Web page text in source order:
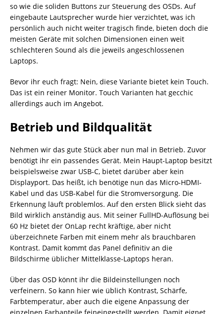
so wie die soliden Buttons zur Steuerung des OSDs. Auf
eingebaute Lautsprecher wurde hier verzichtet, was ich
persönlich auch nicht weiter tragisch finde, bieten doch die
meisten Geräte mit solchen Dimensionen einen weit
schlechteren Sound als die jeweils angeschlossenen
Laptops.
Bevor ihr euch fragt: Nein, diese Variante bietet kein Touch.
Das ist ein reiner Monitor. Touch Varianten hat gecchic
allerdings auch im Angebot.
Betrieb und Bildqualität
Nehmen wir das gute Stück aber nun mal in Betrieb. Zuvor
benötigt ihr ein passendes Gerät. Mein Haupt-Laptop besitzt
beispielsweise zwar USB-C, bietet darüber aber kein
Displayport. Das heißt, ich benötige nun das Micro-HDMI-
Kabel und das USB-Kabel für die Stromversorgung. Die
Erkennung läuft problemlos. Auf den ersten Blick sieht das
Bild wirklich anständig aus. Mit seiner FullHD-Auflösung bei
60 Hz bietet der OnLap recht kräftige, aber nicht
überzeichnete Farben mit einem mehr als brauchbaren
Kontrast. Damit kommt das Panel definitiv an die
Bildschirme üblicher Mittelklasse-Laptops heran.
Über das OSD könnt ihr die Bildeinstellungen noch
verfeinern. So kann hier wie üblich Kontrast, Schärfe,
Farbtemperatur, aber auch die eigene Anpassung der